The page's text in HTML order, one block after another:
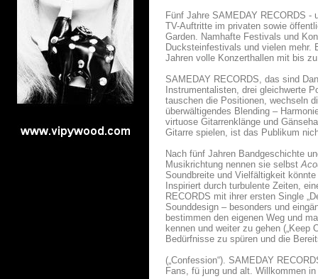
Fünf Jahre SAMEDAY RECORDS -
TV-Auftritte im privaten sowie
Garden. Namhafte Festivals und
Ducksteinfestivals und vielen mehr.
Jahren volle Konzerthallen mit bis
SAMEDAY RECORDS, das sind
Instrumentalisten, drei gleichwerte
tauschen die Positionen, wechseln
überwältigendes Blending –
virtuose Gitarrenklänge und
Gitarre spielen, ist das Publikum
Nach fünf Jahren Bandgeschichte
Musikrichtung nennen sie selbst
Soundbreite und Vielfältigkeit
Inspiriert durch turbulente Zeiten,
RECORDS mit ihrer ersten Single
Sounddesign – besonders und
bestimmen den eigenen Weg und
kennen und weiter zu gehen („Keep
Bedürfnisse zu spüren und die
(„Confession“). SAMEDAY
Fans, fü jung und alt. Willkommen